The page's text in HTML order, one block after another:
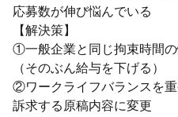
応募数が伸び悩んでいる
【解決策】
①一般企業と同じ拘束時間
（そのぶん給与を下げる）
②ワークライフバランスを重
訴求する原稿内容に変更